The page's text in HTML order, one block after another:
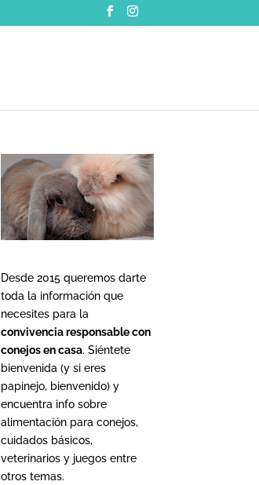
Desde 2015 queremos darte
toda la información que
necesites para la
convivencia responsable con
conejos en casa. Siéntete
bienvenida (y si eres
papinejo, bienvenido) y
encuentra info sobre
alimentación para conejos,
cuidados básicos,
veterinarios y juegos entre
otros temas.